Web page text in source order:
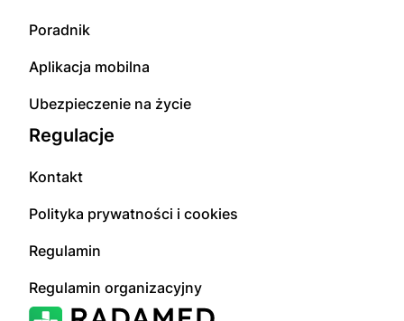
Poradnik
Aplikacja mobilna
Ubezpieczenie na życie
Regulacje
Kontakt
Polityka prywatności i cookies
Regulamin
Regulamin organizacyjny